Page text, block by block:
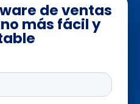
de ventas
más fácil y